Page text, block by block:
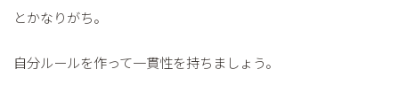
とかなりがち。
自分ルールを作って一貫性を持ちましょう。